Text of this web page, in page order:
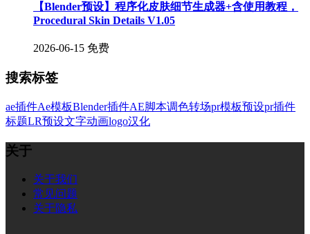
【Blender预设】程序化皮肤细节生成器+含使用教程，
Procedural Skin Details V1.05
2026-06-15 免费
搜索标签
ae插件Ae模板Blender插件AE脚本调色转场pr模板预设pr插件
标题LR预设文字动画logo汉化
关于
关于我们
常见问题
关于隐私